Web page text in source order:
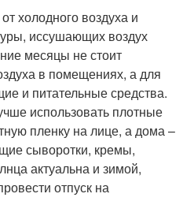
холодного воздуха и
иссушающих воздух
месяцы не стоит
в помещениях, а для
и питательные средства.
использовать плотные
пленку на лице, а дома –
сыворотки, кремы,
актуальна и зимой,
отпуск на